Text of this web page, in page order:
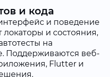
и кода
и поведение
и состояния,
на
Поддерживаются веб-
Flutter и